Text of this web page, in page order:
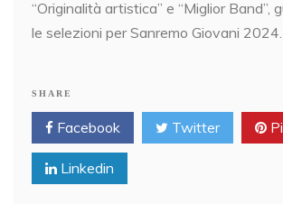
“Originalità artistica” e “Miglior Band”,
le selezioni per Sanremo Giovani 2024.
SHARE
Facebook Twitter
Linkedin